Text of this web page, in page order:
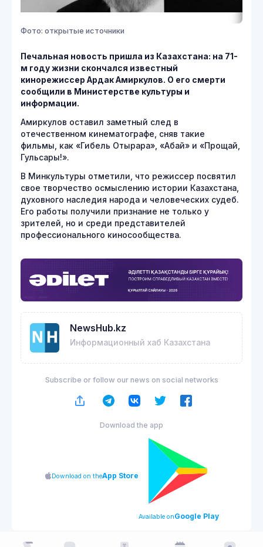
Фото: открытые источники
Печальная новость пришла из Казахстана: на 71-
м году жизни скончался известный
кинорежиссер Ардак Амиркулов. О его смерти
сообщили в Министерстве культуры и
информации.
Амиркулов оставил заметный след в
отечественном кинематографе, сняв такие
фильмы, как «Гибель Отырара», «Абай» и «Прощай,
Гульсары!».
В Минкультуры отметили, что режиссер посвятил
свое творчество осмыслению истории Казахстана,
духовного наследия народа и человеческих судеб.
Его работы получили признание не только у
зрителей, но и среди представителей
профессионального киносообщества.
NewsHub.kz
Информационный хаб Казахстана
Subscribe or follow our news on social networks
Download the app
Download on theApp Store
Available onGoogle Play